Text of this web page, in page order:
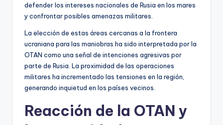
defender los intereses nacionales de Rusia en los mares
y confrontar posibles amenazas militares.
La elección de estas áreas cercanas a la frontera
ucraniana para las maniobras ha sido interpretada por la
OTAN como una señal de intenciones agresivas por
parte de Rusia. La proximidad de las operaciones
militares ha incrementado las tensiones en la región,
generando inquietud en los países vecinos.
Reacción de la OTAN y